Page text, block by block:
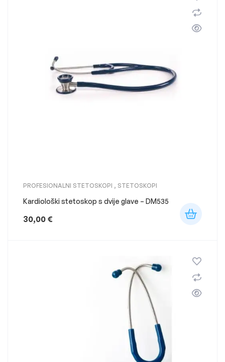
PROFESIONALNI STETOSKOPI , STETOSKOPI
Kardiološki stetoskop s dvije glave – DM535
30,00 €